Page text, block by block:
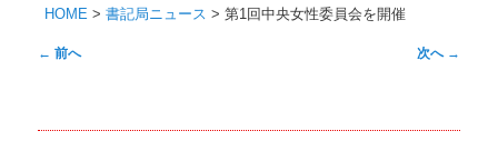
HOME > 書記局ニュース > 第1回中央女性委員会を開催
投
ビ
← 前へ 次へ →